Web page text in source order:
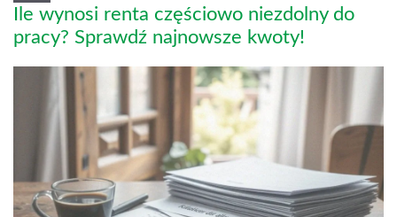
Ile wynosi renta częściowo niezdolny do
pracy? Sprawdź najnowsze kwoty!